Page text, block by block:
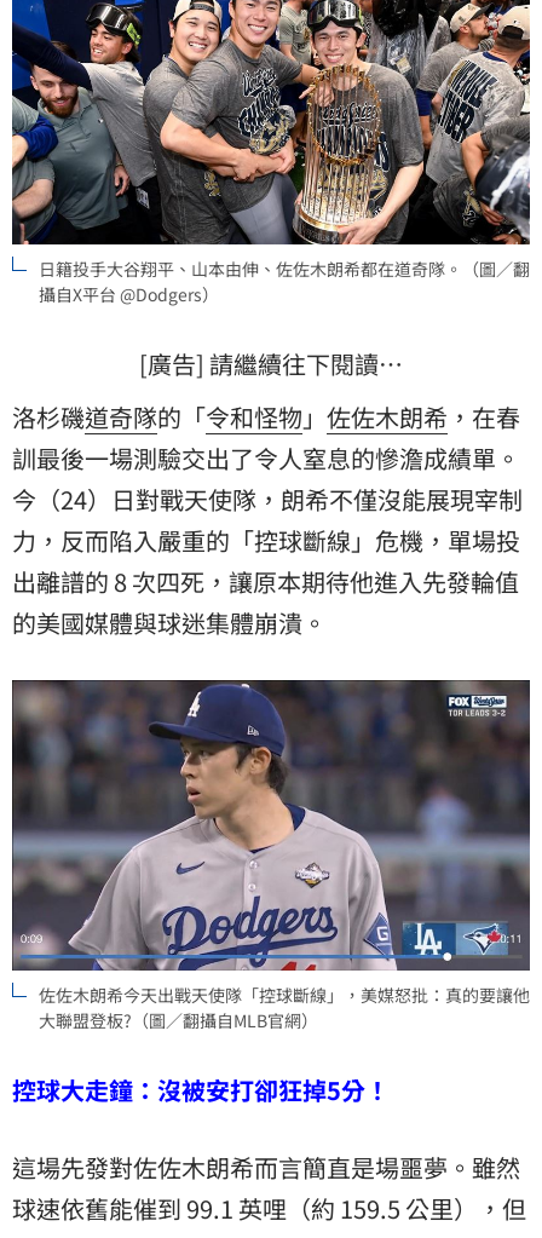
日籍投手大谷翔平、山本由伸、佐佐木朗希都在道奇隊。（圖／翻
攝自X平台 @Dodgers）
[廣告] 請繼續往下閱讀…
洛杉磯道奇隊的「令和怪物 」 佐佐木朗希 ，在春
訓最後一場測驗交出了令人窒息的慘澹成績單。
今（24）日對戰天使隊，朗希不僅沒能展現宰制
力，反而陷入嚴重的「控球斷線」危機，單場投
出離譜的 8 次四死，讓原本期待他進入先發輪值
的美國媒體與球迷集體崩潰。
佐佐木朗希今天出戰天使隊「控球斷線」，美媒怒批：真的要讓他
大聯盟登板?（圖／翻攝自MLB官網）
控球大走鐘：沒被安打卻狂掉5分！
這場先發對佐佐木朗希而言簡直是場噩夢。雖然
球速依舊能催到 99.1 英哩（約 159.5 公里），但